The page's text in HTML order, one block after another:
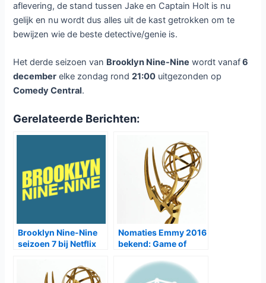
aflevering, de stand tussen Jake en Captain Holt is nu
gelijk en nu wordt dus alles uit de kast getrokken om te
bewijzen wie de beste detective/genie is.
Het derde seizoen van Brooklyn Nine-Nine wordt vanaf6
december elke zondag rond21:00 uitgezonden op
Comedy Central.
Gerelateerde Berichten:
Brooklyn Nine-Nine
seizoen 7 bij Netflix
Nomaties Emmy 2016
bekend: Game of
Crime Story en Fargo
aan kop